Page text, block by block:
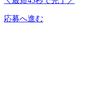
応募へ進む